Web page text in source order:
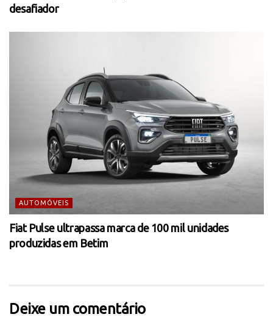
desafiador
AUTOMÓVEIS
Fiat Pulse ultrapassa marca de 100 mil unidades
produzidas em Betim
Deixe um comentário